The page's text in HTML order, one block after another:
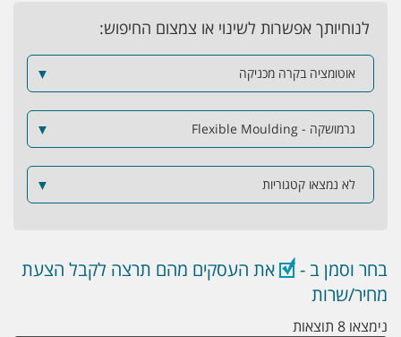
לנוחיותך אפשרות לשינוי או צמצום החיפוש:
אוטומציה בקרה מכניקה ▼
גרמושקה - Flexible Moulding ▼
לא נמצאו קטגוריות ▼
בחר וסמן ב -
את העסקים מהם תרצה לקבל הצעת
מחיר/שרות
נימצאו 8 תוצאות